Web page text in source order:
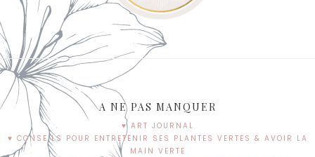
A NE PAS MANQUER
♥ ART JOURNAL
♥ CONSEILS POUR ENTRETENIR SES PLANTES VERTES & AVOIR LA
MAIN VERTE